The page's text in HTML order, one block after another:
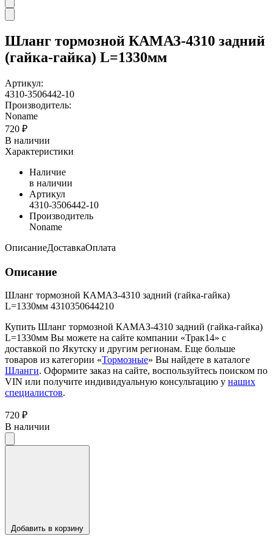
Шланг тормозной КАМАЗ-4310 задний
(гайка-гайка) L=1330мм
Артикул:
4310-3506442-10
Производитель:
Noname
720 ₽
В наличии
Характеристики
Наличие
в наличии
Артикул
4310-3506442-10
Производитель
Noname
ОписаниеДоставкаОплата
Описание
Шланг тормозной КАМАЗ-4310 задний (гайка-гайка)
L=1330мм 4310350644210
Купить Шланг тормозной КАМАЗ-4310 задний (гайка-гайка)
L=1330мм Вы можете на сайте компании «Трак14» с
доставкой по Якутску и другим регионам. Еще больше
товаров из категории «Тормозные» Вы найдете в каталоге
Шланги. Оформите заказ на сайте, воспользуйтесь поиском по
VIN или получите индивидуальную консультацию у наших
специалистов.
720 ₽
В наличии
Добавить в корзину